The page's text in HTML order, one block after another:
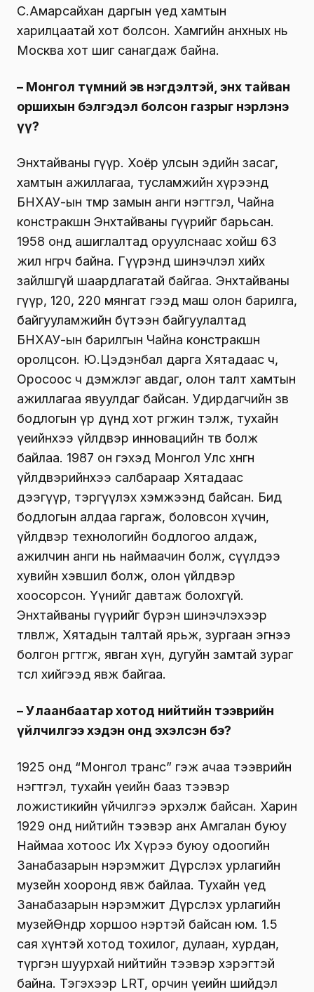
С.Амарсайхан даргын үед хамтын
харилцаатай хот болсон. Хамгийн анхных нь
Москва хот шиг санагдаж байна.
– Монгол түмний эв нэгдэлтэй, энх тайван
оршихын бэлгэдэл болсон газрыг нэрлэнэ
үү?
Энхтайваны гүүр. Хоёр улсын эдийн засаг,
хамтын ажиллагаа, тусламжийн хүрээнд
БНХАУ-ын төмөр замын анги нэгтгэл, Чайна
констракшн Энхтайваны гүүрийг барьсан.
1958 онд ашиглалтад оруулснаас хойш 63
жил өнгөрч байна. Гүүрэнд шинэчлэл хийх
зайлшгүй шаардлагатай байгаа. Энхтайваны
гүүр, 120, 220 мянгат гээд маш олон барилга,
байгууламжийн бүтээн байгуулалтад
БНХАУ-ын барилгын Чайна констракшн
оролцсон. Ю.Цэдэнбал дарга Хятадаас ч,
Оросоос ч дэмжлэг авдаг, олон талт хамтын
ажиллагаа явуулдаг байсан. Удирдагчийн зөв
бодлогын үр дүнд хот өргөжин тэлж, тухайн
үеийнхээ үйлдвэр инновацийн төв болж
байлаа. 1987 он гэхэд Монгол Улс хөнгөн
үйлдвэрийнхээ салбараар Хятадаас
дээгүүр, тэргүүлэх хэмжээнд байсан. Бид
бодлогын алдаа гаргаж, боловсон хүчин,
үйлдвэр технологийн бодлогоо алдаж,
ажилчин анги нь наймаачин болж, сүүлдээ
хувийн хэвшил болж, олон үйлдвэр
хоосорсон. Үүнийг давтаж болохгүй.
Энхтайваны гүүрийг бүрэн шинэчлэхээр
төлөвлөж, Хятадын талтай ярьж, зургаан эгнээ
болгон өргөтгөж, явган хүн, дугуйн замтай зураг
төсөл хийгээд явж байгаа.
– Улаанбаатар хотод нийтийн тээврийн
үйлчилгээ хэдэн онд эхэлсэн бэ?
1925 онд “Монгол транс” гэж ачаа тээврийн
нэгтгэл, тухайн үеийн бааз тээвэр
ложистикийн үйчилгээ эрхэлж байсан. Харин
1929 онд нийтийн тээвэр анх Амгалан буюу
Наймаа хотоос Их Хүрээ буюу одоогийн
Занабазарын нэрэмжит Дүрслэх урлагийн
музейн хооронд явж байлаа. Тухайн үед
Занабазарын нэрэмжит Дүрслэх урлагийн
музейӨндөр хоршоо нэртэй байсан юм. 1.5
сая хүнтэй хотод тохилог, дулаан, хурдан,
түргэн шуурхай нийтийн тээвэр хэрэгтэй
байна. Тэгэхээр LRT, орчин үеийн шийдэл